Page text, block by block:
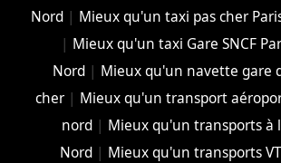
Nord | Mieux qu'un taxi pas cher
| Mieux qu'un taxi Gare SNCF
Nord| Mieux qu'un navette gare
cher| Mieux qu'un transport
nord | Mieux qu'un transports à
Nord | Mieux qu'un transports